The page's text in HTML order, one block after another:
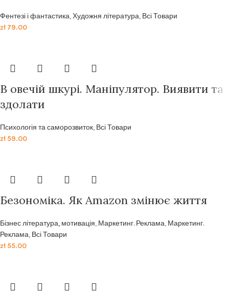
Фентезі і фантастика,Художня література, Всі Товари
zł 79.00
В овечій шкурі. Маніпулятор. Виявити та
здолати
Психологія та саморозвиток, Всі Товари
zł 59.00
Безономіка. Як Amazon змінює життя
Бізнес література, мотивація, Маркетинг. Реклама, Маркетинг.
Реклама, Всі Товари
zł 55.00